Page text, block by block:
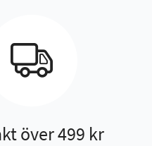
över 499 kr